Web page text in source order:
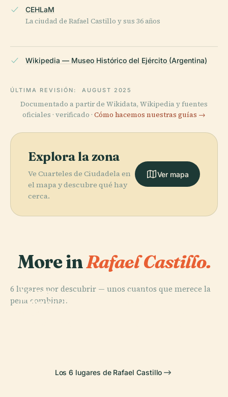
CEHLaM
La ciudad de Rafael Castillo y sus 36 años
Wikipedia — Museo Histórico del Ejército (Argentina)
ÚLTIMA REVISIÓN: AUGUST 2025
Documentado a partir de Wikidata, Wikipedia y fuentes
oficiales · verificado · Cómo hacemos nuestras guías →
Explora la zona
Ve Cuarteles de Ciudadela en
el mapa y descubre qué hay
cerca.
Ver mapa
More inRafael Castillo.
6 lugares por descubrir — unos cuantos que merece la
pena combinar.
Natural
Urbana de
PLACE
Los 6 lugares de Rafael Castillo